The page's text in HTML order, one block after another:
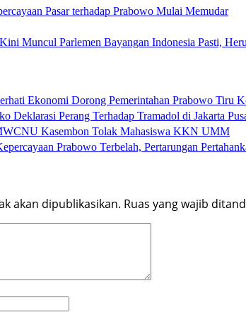
Pasar terhadap Prabowo Mulai Memudar
Muncul Parlemen Bayangan Indonesia Pasti,
Ekonomi Dorong Pemerintahan Prabowo Tiru
Deklarasi Perang Terhadap Tramadol di Jakarta
Kasembon Tolak Mahasiswa KKN UMM
Prabowo Terbelah, Pertarungan
akan dipublikasikan. Ruas yang wajib